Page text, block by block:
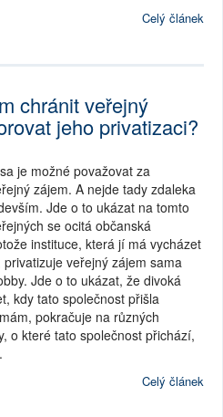
Celý článek
chránit veřejný
jeho privatizaci?
je možné považovat za
zájem. A nejde tady zdaleka
Jde o to ukázat na tomto
se ocitá občanská
instituce, která jí má vycházet
veřejný zájem sama
Jde o to ukázat, že divoká
kdy tato společnost přišla
pokračuje na různých
o které tato společnost přichází,
Celý článek